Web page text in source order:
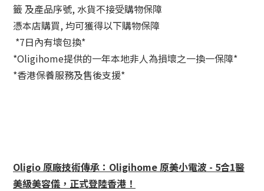
籤 及產品序號, 水貨不接受購物保障
憑本店購買, 均可獲得以下購物保障
*7日內有壞包換*
*Oligihome提供的一年本地非人為損壞之一換一保障*
*香港保養服務及售後支援*
Oligio 原廠技術傳承：Oligihome 原美小電波 - 5合1醫
美級美容儀，正式登陸香港！